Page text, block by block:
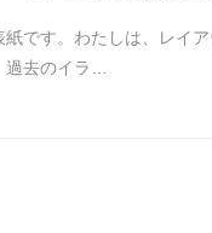
です。わたしは、レイ
去のイラ…